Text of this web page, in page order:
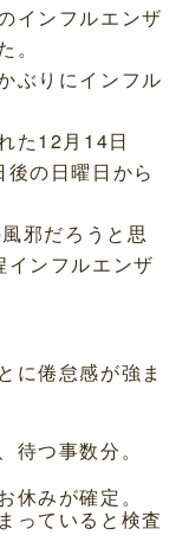
インフルエンザ
ぶりにインフル
た12月14日
後の日曜日から
邪だろうと思
ンフルエンザ
に倦怠感が強ま
待つ事数分。
みが確定。
っていると検査